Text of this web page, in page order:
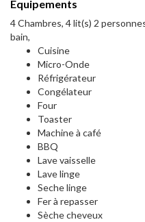
Equipements
4 Chambres, 4 lit(s) 2
bain,
Cuisine
Micro-Onde
Réfrigérateur
Congélateur
Four
Toaster
Machine à café
BBQ
Lave vaisselle
Lave linge
Seche linge
Fer à repasser
Sèche cheveux